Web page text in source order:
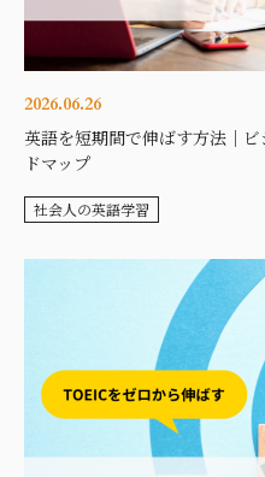
2026.06.26
英語を短期間で伸ばす方法｜
ドマップ
社会人の英語学習